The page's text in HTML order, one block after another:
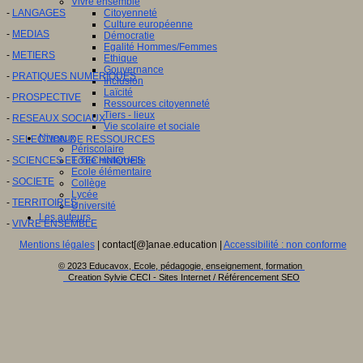
Citoyenneté
Culture européenne
Démocratie
Egalité Hommes/Femmes
Ethique
Gouvernance
Inclusion
Laïcité
Ressources citoyenneté
Tiers - lieux
Vie scolaire et sociale
Niveaux
Périscolaire
Ecole maternelle
Ecole élémentaire
Collège
Lycée
Université
Les auteurs
- LANGAGES
- MEDIAS
- METIERS
- PRATIQUES NUMERIQUES
- PROSPECTIVE
- RESEAUX SOCIAUX
- SELECTION DE RESSOURCES
- SCIENCES ET TECHNIQUES
- SOCIETE
- TERRITOIRES
- VIVRE ENSEMBLE
Mentions légales| contact[@]anae.education | Accessibilité : non conforme
© 2023 Educavox, Ecole, pédagogie, enseignement, formation
Creation Sylvie CECI - Sites Internet / Référencement SEO